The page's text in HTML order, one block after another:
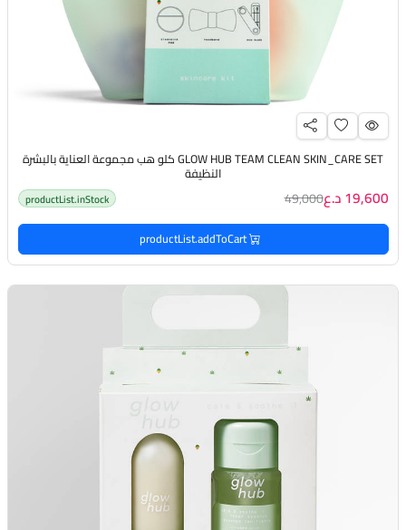
GLOW HUB TEAM CLEAN SKIN_CARE SET كلو هب مجموعة العناية بالبشرة
النظيفة
19,600 د.ع 49,000
productList.inStock
productList.addToCart